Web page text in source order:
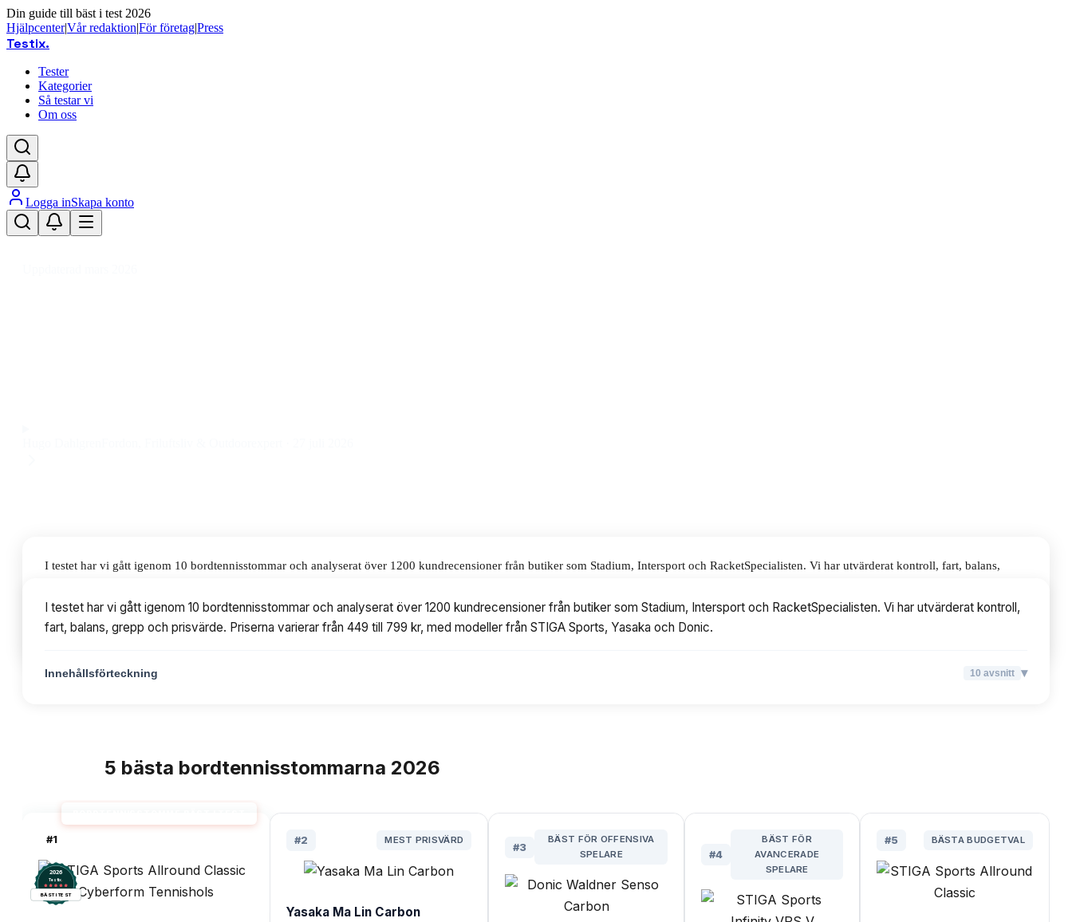
Din guide till bäst i test 2026
Hjälpcenter|Vår redaktion|För företag|Press
Testix.
Tester
Kategorier
Så testar vi
Om oss
Logga inSkapa konto
I testet har vi gått igenom 10 bordtennisstommar och analyserat över 1200 kundrecensioner från butiker som Stadium, Intersport och RacketSpecialisten. Vi har utvärderat kontroll, fart, balans,
Innehållsförteckning
I testet har vi gått igenom 10 bordtennisstommar och analyserat över 1200 kundrecensioner från butiker som Stadium, Intersport och RacketSpecialisten. Vi har utvärderat kontroll,
fart, balans, grepp och prisvärde. Priserna varierar från 449 till 799 kr, med modeller från STIGA Sports, Yasaka och Donic.
Innehållsförteckning 10 avsnitt ▾
5 bästa bordtennisstommarna 2026
#1
2026
Testix.
BÄST I TEST
#2 MEST PRISVÄRD
Yasaka Ma Lin Carbon
#3
BÄST FÖR OFFENSIVA
SPELARE
#4
BÄST FÖR
AVANCERADE
SPELARE
#5 BÄSTA BUDGETVAL